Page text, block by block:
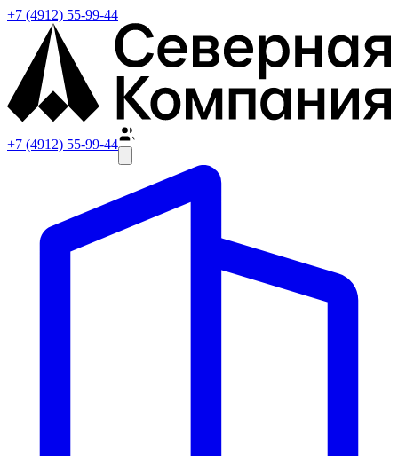
+7 (4912) 55-99-44
+7 (4912) 55-99-44